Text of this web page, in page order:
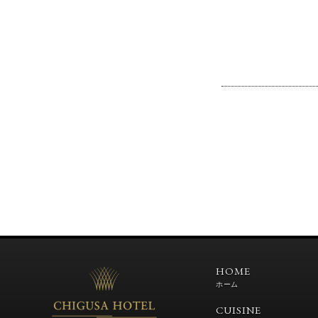
HOME
ホーム
CUISINE